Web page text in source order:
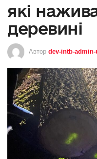
які
деревині
Автор dev-intb-admin-